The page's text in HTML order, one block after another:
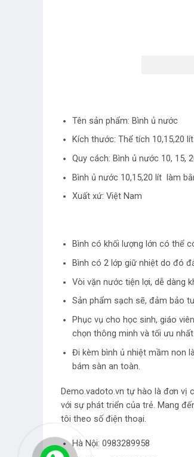
Tên sản phẩm: Bình ủ nước
Kích thước: Thể tích 10,15,20 lít
Quy cách: Bình ủ nước 10, 15,
Bình ủ nước 10,15,20 lít làm
Xuất xứ: Việt Nam
Bình có khối lượng lớn có thể
Bình có 2 lớp giữ nhiệt do đó
Vòi vặn nước tiện lợi, dễ dàng
Sản phẩm sạch sẽ, đảm bảo
Phục vụ cho học sinh, giáo
chọn thông minh và tối ưu
Đi kèm bình ủ nhiệt mầm non
bám sàn an toàn.
Demo.vadoto.vn tự hào là đơn vị
với sự phát triển của trẻ. Mang
tôi theo số điện thoại.
Hà Nội: 0983289958